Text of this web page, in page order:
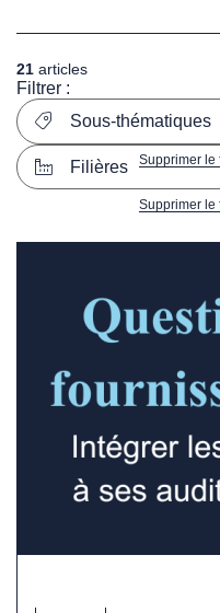
21 articles
Filtrer :
Sous-thématiques
Supprimer le
Filières
Supprimer le